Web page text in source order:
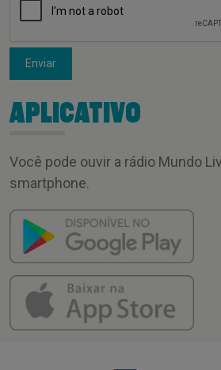
Enviar
APLICATIVO
Você pode ouvir a rádio Mundo
smartphone.